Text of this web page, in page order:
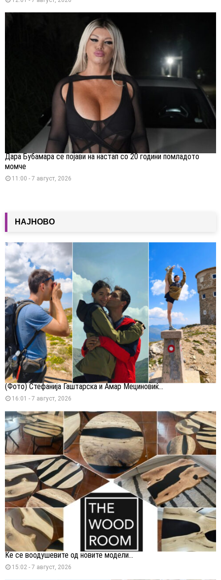
Дара Бубамара се појави на настап со 20 години помладото
момче
11:00 - 7 август, 2026
НАЈНОВО
(Фото) Стефанија Гаштарска и Амар Мециновиќ...
16:01 - 7 август, 2026
Ќе се воодушевите од новите модели...
15:02 - 7 август, 2026